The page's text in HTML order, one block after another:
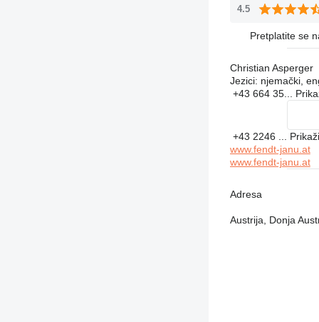
4.5
Pretplatite se
Christian Asperger
Jezici: njemački,
+43 664 35...
+43 2246 ...
www.fendt-janu.at
www.fendt-janu.at
Adresa
Austrija, Donja